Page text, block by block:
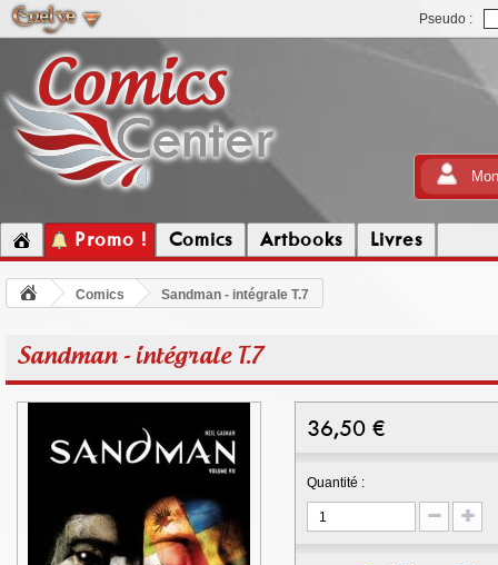
Pseudo :
Promo ! Comics Artbooks Livres
Comics Sandman - intégrale T.7
Sandman - intégrale T.7
36,50 €
Quantité :